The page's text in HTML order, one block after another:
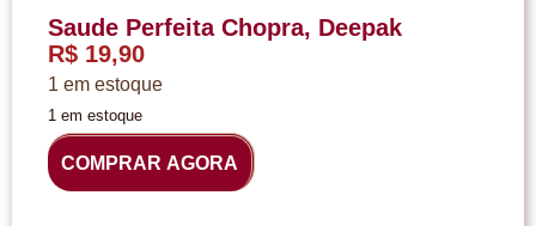
Saude Perfeita Chopra, Deepak
R$ 19,90
1 em estoque
1 em estoque
COMPRAR AGORA